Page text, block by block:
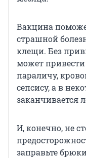
Вакцина
страшной
клещи. Без
может привести
параличу,
сепсису, а в
заканчивается
И, конечно, не
заправьте